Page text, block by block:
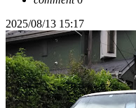
2025/08/13 15:17